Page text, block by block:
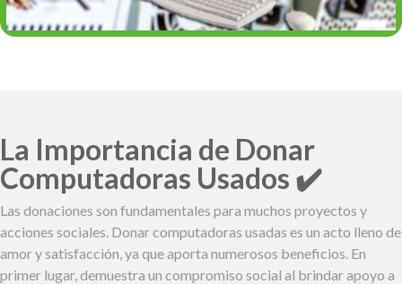
La Importancia de Donar
Computadoras Usados ✔️
Las donaciones son fundamentales para muchos proyectos y
acciones sociales. Donar computadoras usadas es un acto lleno de
amor y satisfacción, ya que aporta numerosos beneficios. En
primer lugar, demuestra un compromiso social al brindar apoyo a